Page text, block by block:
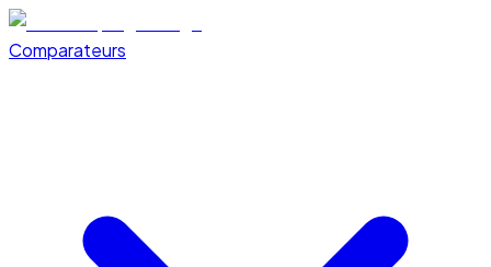
Comparateurs